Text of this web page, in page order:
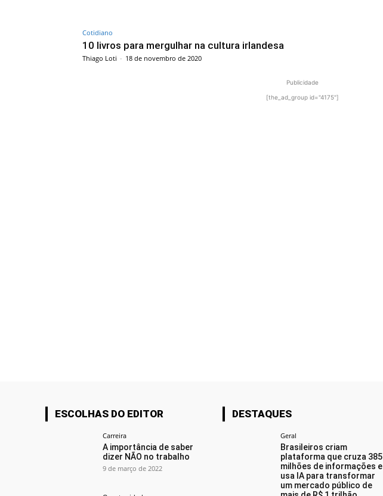
Cotidiano
10 livros para mergulhar na cultura irlandesa
Thiago Loti - 18 de novembro de 2020
Publicidade
[the_ad_group id="4175"]
ESCOLHAS DO EDITOR
Carreira
A importância de saber
dizer NÃO no trabalho
9 de março de 2022
DESTAQUES
Geral
Brasileiros criam
plataforma que cruza 385
milhões de informações e
usa IA para transformar
um mercado público de